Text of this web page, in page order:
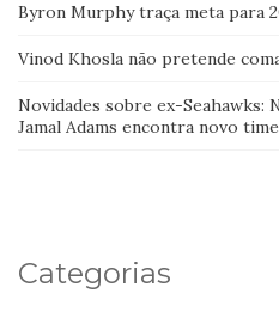
Byron Murphy traça meta para
Vinod Khosla não pretende
Novidades sobre ex-Seahawks:
Jamal Adams encontra novo time
Categorias